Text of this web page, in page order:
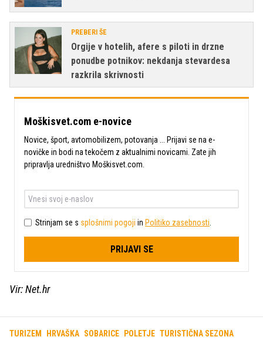
PREBERI ŠE
Orgije v hotelih, afere s piloti in drzne
ponudbe potnikov: nekdanja stevardesa
razkrila skrivnosti
Moškisvet.com e-novice
Novice, šport, avtomobilizem, potovanja ... Prijavi se na e-
novičke in bodi na tekočem z aktualnimi novicami. Zate jih
pripravlja uredništvo Moškisvet.com.
Strinjam se s splošnimi pogoji in Politiko zasebnosti
PRIJAVI SE
Vir: Net.hr
TURIZEM HRVAŠKA SOBARICE POLETJE TURISTIČNA SEZONA